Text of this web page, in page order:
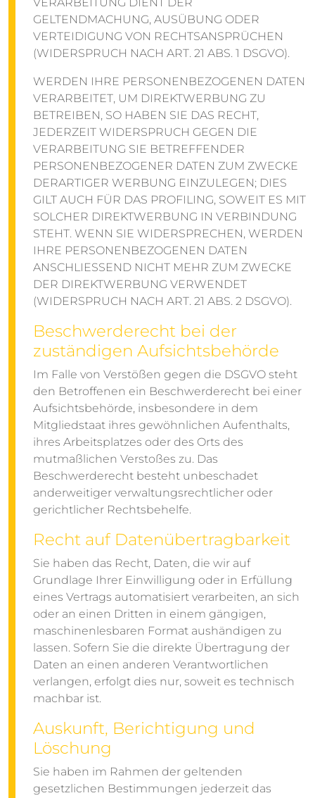
GELTENDMACHUNG, AUSÜBUNG ODER
VERTEIDIGUNG VON RECHTSANSPRÜCHEN
(WIDERSPRUCH NACH ART. 21 ABS. 1 DSGVO).
WERDEN IHRE PERSONENBEZOGENEN DATEN
VERARBEITET, UM DIREKTWERBUNG ZU
BETREIBEN, SO HABEN SIE DAS RECHT,
JEDERZEIT WIDERSPRUCH GEGEN DIE
VERARBEITUNG SIE BETREFFENDER
PERSONENBEZOGENER DATEN ZUM ZWECKE
DERARTIGER WERBUNG EINZULEGEN; DIES
GILT AUCH FÜR DAS PROFILING, SOWEIT ES MIT
SOLCHER DIREKTWERBUNG IN VERBINDUNG
STEHT. WENN SIE WIDERSPRECHEN, WERDEN
IHRE PERSONENBEZOGENEN DATEN
ANSCHLIESSEND NICHT MEHR ZUM ZWECKE
DER DIREKTWERBUNG VERWENDET
(WIDERSPRUCH NACH ART. 21 ABS. 2 DSGVO).
Beschwerde­recht bei der
zuständigen Aufsichts­behörde
Im Falle von Verstößen gegen die DSGVO steht
den Betroffenen ein Beschwerderecht bei einer
Aufsichtsbehörde, insbesondere in dem
Mitgliedstaat ihres gewöhnlichen Aufenthalts,
ihres Arbeitsplatzes oder des Orts des
mutmaßlichen Verstoßes zu. Das
Beschwerderecht besteht unbeschadet
anderweitiger verwaltungsrechtlicher oder
gerichtlicher Rechtsbehelfe.
Recht auf Daten­übertrag­barkeit
Sie haben das Recht, Daten, die wir auf
Grundlage Ihrer Einwilligung oder in Erfüllung
eines Vertrags automatisiert verarbeiten, an sich
oder an einen Dritten in einem gängigen,
maschinenlesbaren Format aushändigen zu
lassen. Sofern Sie die direkte Übertragung der
Daten an einen anderen Verantwortlichen
verlangen, erfolgt dies nur, soweit es technisch
machbar ist.
Auskunft, Berichtigung und
Löschung
Sie haben im Rahmen der geltenden
gesetzlichen Bestimmungen jederzeit das